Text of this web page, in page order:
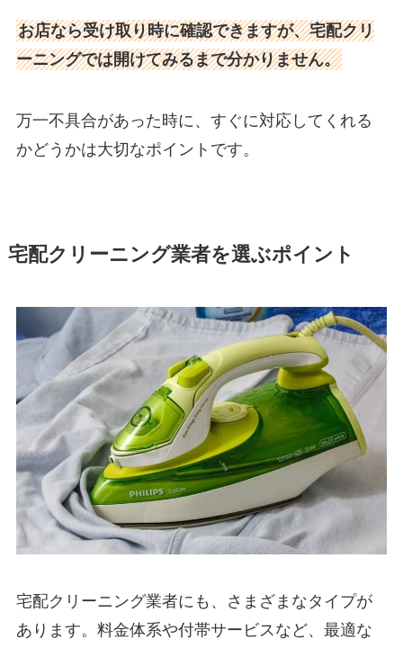
お店なら受け取り時に確認できますが、宅配クリ
ーニングでは開けてみるまで分かりません。
万一不具合があった時に、すぐに対応してくれる
かどうかは大切なポイントです。
宅配クリーニング業者を選ぶポイント
宅配クリーニング業者にも、さまざまなタイプが
あります。料金体系や付帯サービスなど、最適な